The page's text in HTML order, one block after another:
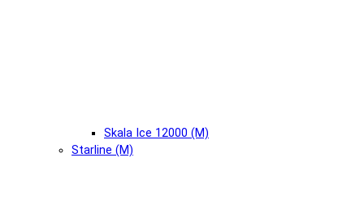
Skala Ice 12000 (М)
Starline (М)